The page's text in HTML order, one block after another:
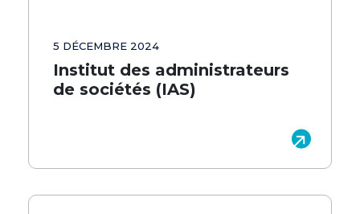
5 DÉCEMBRE 2024
Institut des administrateurs
de sociétés (IAS)